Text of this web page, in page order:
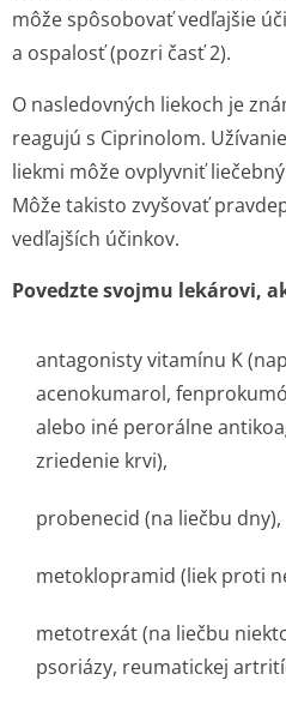
môže spôsobovať vedľajšie
a ospalosť (pozri časť 2).
O nasledovných liekoch je
reagujú s Ciprinolom.
liekmi môže ovplyvniť
Môže takisto zvyšovať
vedľajších účinkov.
Povedzte svojmu lekárovi,
antagonisty vitamínu K
acenokumarol,
alebo iné perorálne
zriedenie krvi),
probenecid (na liečbu dny),
metoklopramid (liek proti
metotrexát (na liečbu
psoriázy, reumatickej